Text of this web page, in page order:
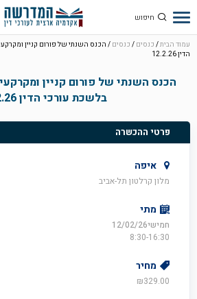
עמוד הבית/ כנסים / כנסים / הכנס השנתי של פורום קניין
הדין 12.2.26
הכנס השנתי של פורום קניין
בלשכת עורכי הדין 12.2.26
פרטי ההכשרה
איפה
מלון קרלטון תל-אביב
מתי
חמישי12/02/26
8:30-16:30
מחיר
₪329.00